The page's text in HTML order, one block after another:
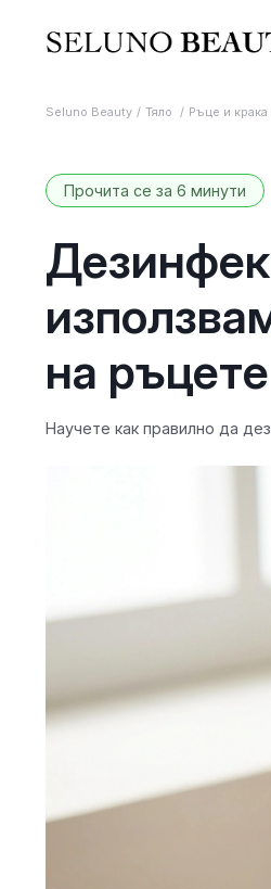
Seluno Beauty Тяло Ръце и крака
Прочита се за 6 минути
на ръцете
Научете как правилно да